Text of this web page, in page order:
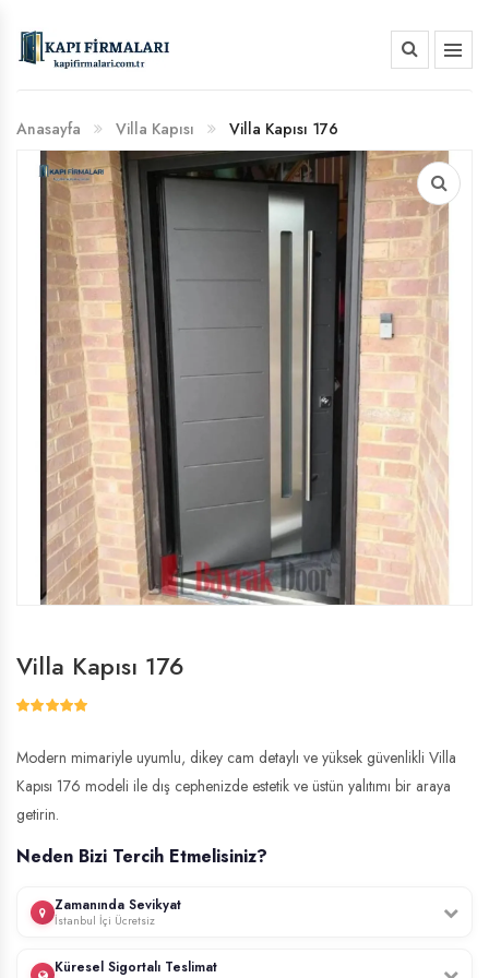
BANKA HESAP NUMARALARIMIZ
Anasayfa Villa Kapısı Villa Kapısı 176
Villa Kapısı 176
Modern mimariyle uyumlu, dikey cam detaylı ve yüksek güvenlikli Villa
Kapısı 176 modeli ile dış cephenizde estetik ve üstün yalıtımı bir araya
getirin.
Neden Bizi Tercih Etmelisiniz?
Zamanında Sevikyat
İstanbul İçi Ücretsiz
Kapınızın ölçülerini yerinde alır, uzman montaj ekibimiz tarafından
Küresel Sigortalı Teslimat